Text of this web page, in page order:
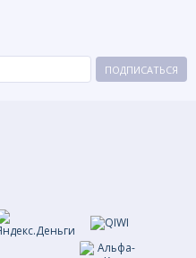
ПОДПИСАТЬСЯ